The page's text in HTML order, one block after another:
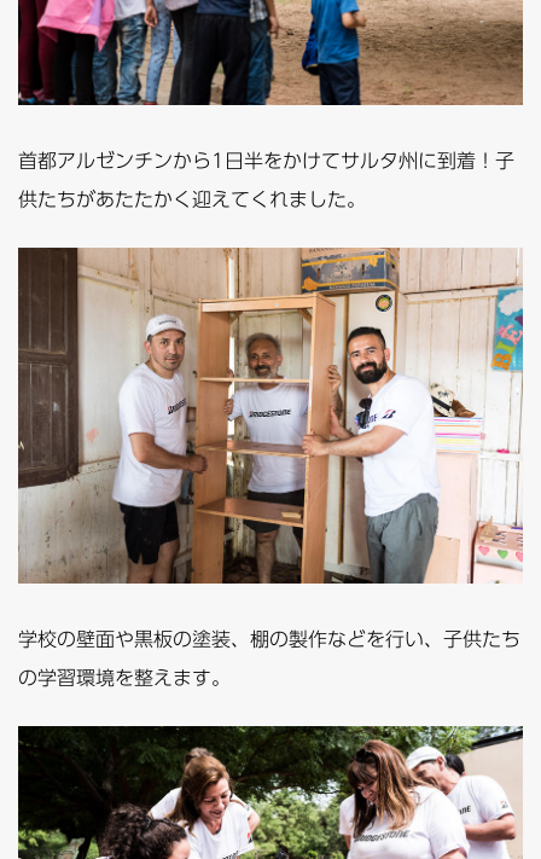
首都アルゼンチンから1日半をかけてサルタ州に到着！子
供たちがあたたかく迎えてくれました。
学校の壁面や黒板の塗装、棚の製作などを行い、子供たち
の学習環境を整えます。